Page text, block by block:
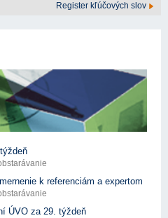
Register kľúčových slov
k referenciám a expertom
ÚVO za 29. týždeň